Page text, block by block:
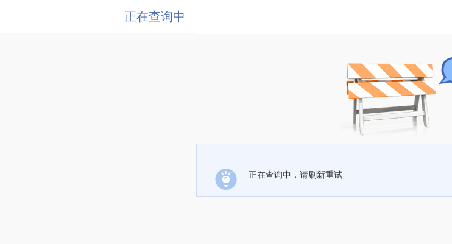
正在查询中
正在查询中，请刷新重试